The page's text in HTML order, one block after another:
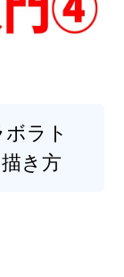
ボラト
き方